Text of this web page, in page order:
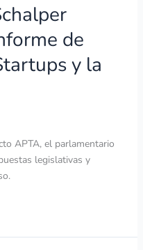
de
y la
APTA, el parlamentario
legislativas y